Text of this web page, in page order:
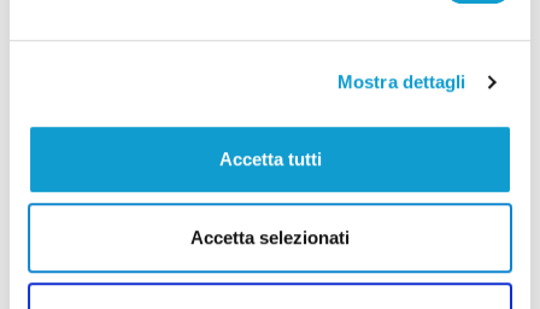
Mostra dettagli
Accetta tutti
Accetta selezionati
Pubblicità